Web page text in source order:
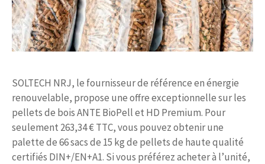
SOLTECH NRJ, le fournisseur de référence en énergie
renouvelable, propose une offre exceptionnelle sur les
pellets de bois ANTE BioPell et HD Premium. Pour
seulement 263,34 € TTC, vous pouvez obtenir une
palette de 66 sacs de 15 kg de pellets de haute qualité
certifiés DIN+/EN+A1. Si vous préférez acheter à l’unité,